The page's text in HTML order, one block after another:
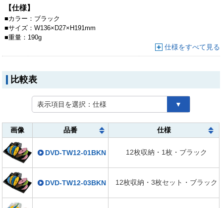
きます。
【仕様】
■カラー： ブラック
■サイズ：W136×D27×H191mm
■重量： 190g
仕様をすべて見る
比較表
表示項目を選択：仕様 ▼
画像 品番 仕様
DVD-TW12-01BKN 12枚収納・1枚・ブラック
DVD-TW12-03BKN 12枚収納・3枚セット・ブラック